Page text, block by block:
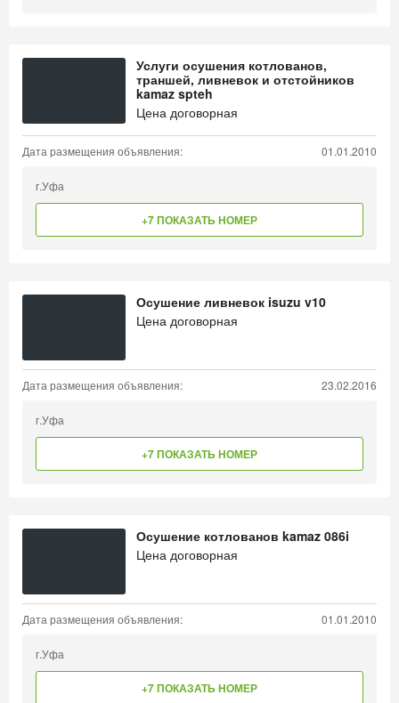
Услуги осушения котлованов,
траншей, ливневок и отстойников
kamaz spteh
Цена договорная
Дата размещения объявления: 01.01.2010
г.Уфа
+7 ПОКАЗАТЬ НОМЕР
Осушение ливневок isuzu v10
Цена договорная
Дата размещения объявления: 23.02.2016
г.Уфа
+7 ПОКАЗАТЬ НОМЕР
Осушение котлованов kamaz 086i
Цена договорная
Дата размещения объявления: 01.01.2010
г.Уфа
+7 ПОКАЗАТЬ НОМЕР